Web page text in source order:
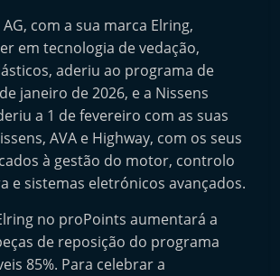
e
p
e
n
d
e
n
t
e
d
com a sua marca Elring,
em tecnologia de vedação,
aderiu ao programa de
janeiro de 2026, e a Nissens
a 1 de fevereiro com as suas
AVA e Highway, com os seus
à gestão do motor, controlo
e sistemas eletrónicos avançados.
no proPoints aumentará a
de reposição do programa
85%. Para celebrar a